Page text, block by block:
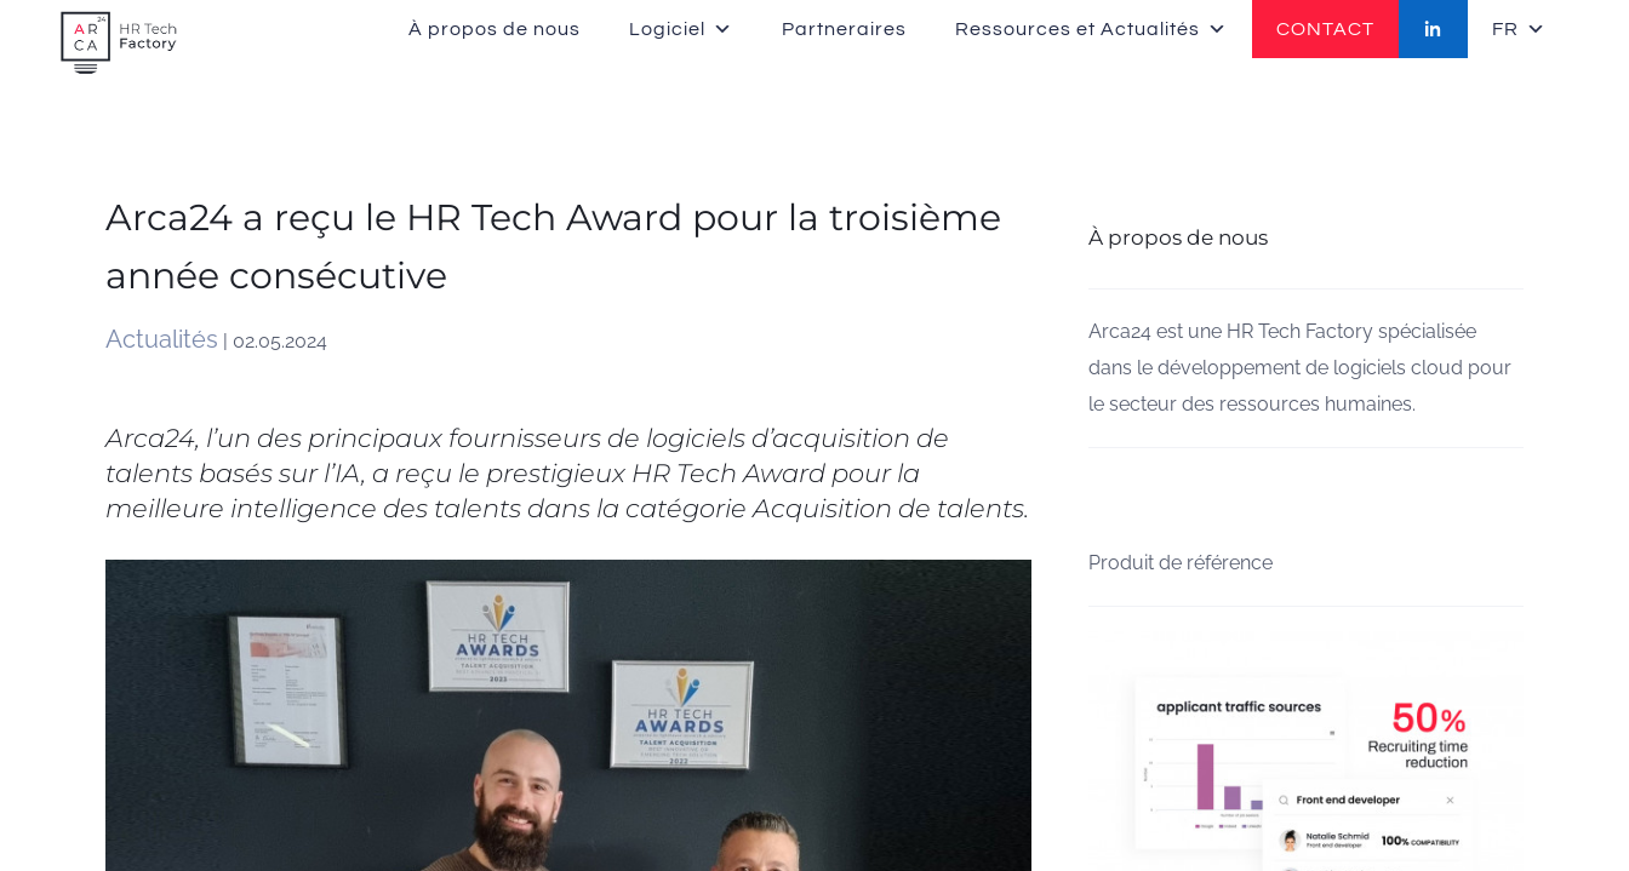
À propos de nous Logiciel Partneraires Ressources et Actualités CONTACT FR
Arca24 a reçu le HR Tech Award pour la troisième
année consécutive
Actualités | 02.05.2024
Arca24, l’un des principaux fournisseurs de logiciels d’acquisition de
talents basés sur l’IA, a reçu le prestigieux HR Tech Award pour la
meilleure intelligence des talents dans la catégorie Acquisition de talents.
À propos de nous
Arca24 est une HR Tech Factory spécialisée
dans le développement de logiciels cloud pour
le secteur des ressources humaines.
Produit de référence